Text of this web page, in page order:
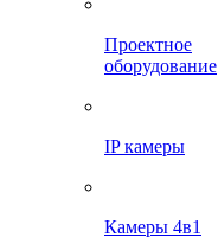
Проектное
оборудование
IP камеры
Камеры 4в1